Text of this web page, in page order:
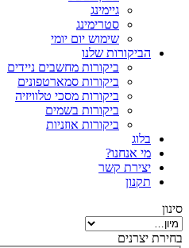
גיימינג
סטרימינג
שימוש יום יומי
הביקורות שלנו
ביקורות מחשבים ניידים
ביקורות סמארטפונים
ביקורות מסכי טלוויזיה
ביקורות בשמים
ביקורות אוזניות
בלוג
מי אנחנו?
יצירת קשר
תקנון
סינון
בחירת יצרנים